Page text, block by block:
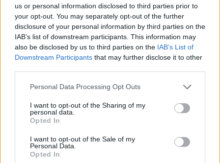
us or personal information disclosed to third parties prior to
your opt-out. You may separately opt-out of the further
disclosure of your personal information by third parties on the
IAB’s list of downstream participants. This information may
also be disclosed by us to third parties on the IAB’s List of
Downstream Participants that may further disclose it to other
Personal Data Processing Opt Outs
I want to opt-out of the Sharing of my
personal data.
Opted In
I want to opt-out of the Sale of my
Personal Data.
Opted In
hamarosan elfogadhatják a kormány gazdasági
csomagját és további intézkedések is vannak a
tarsolyukban. Példaként említette, hogy akár
részvénytársaságokban is részesedést szerezhetnek. Ez a
lépés nem lenne példa nélküli az amerikai vállalatoknál
sem, sőt, a válságok...
A keresett cikk a portfolio.hu hírarchívumához
tartozik, melynek olvasása előfizetéses
regisztrációhoz kötött.
Az előfizetés a következőket tartalmazza: